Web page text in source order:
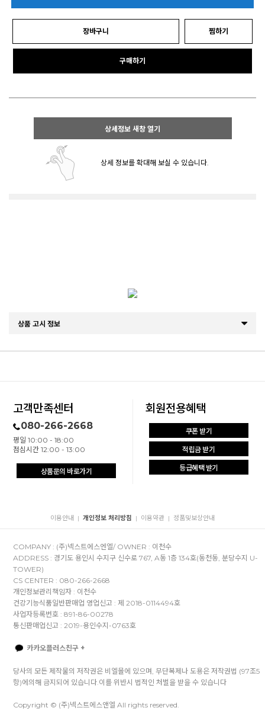
장바구니 찜하기
구매하기
상세정보 새창 열기
상세 정보를 확대해 보실 수 있습니다.
상품 고시 정보
고객만족센터
080-266-2668
평일 10:00 - 18:00
점심시간 12:00 - 13:00
상품문의 바로가기
회원전용혜택
쿠폰 받기
적립금 받기
등급혜택 받기
이용안내 | 개인정보 처리방침 | 이용약관 | 정품및보상안내
COMPANY : (주)넥스트에스엔엘/ OWNER : 이천수
ADDRESS : 경기도 용인시 수지구 신수로 767, A동 1층 134호(동천동, 분당수지 U-
TOWER)
CS CENTER : 080-266-2668
개인정보관리책임자 : 이천수
건강기능식품일반판매업 영업신고 : 제 2018-0114494호
사업자등록번호 : 891-86-00278
통신판매업신고 : 2019-용인수지-0763호
카카오플러스친구 +
당사의 모든 제작물의 저작권은 비엘몰에 있으며, 무단복제나 도용은 저작권법 (97조5
항)에의해 금지되어 있습니다.이를 위반시 법적인 처벌을 받을 수 있습니다
Copyright © (주)넥스트에스앤엘 All rights reserved.